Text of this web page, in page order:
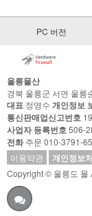
PC 버전
울릉물산
경북 울릉군 서면 울릉
대표 정영수 개인정보
통신판매업신고번호
사업자 등록번호506-
전화주문 010-3791-
이용약관 개인정보
Copyright © 울릉도 몰